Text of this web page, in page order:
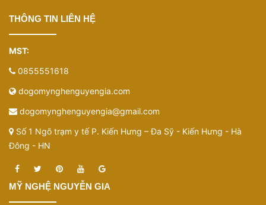
THÔNG TIN LIÊN HỆ
MST:
0855551618
dogomynghenguyengia.com
dogomynghenguyengia@gmail.com
Số 1 Ngõ trạm y tế P. Kiến Hưng – Đa Sỹ - Kiến Hưng - Hà
Đông - HN
MỸ NGHỆ NGUYỄN GIA